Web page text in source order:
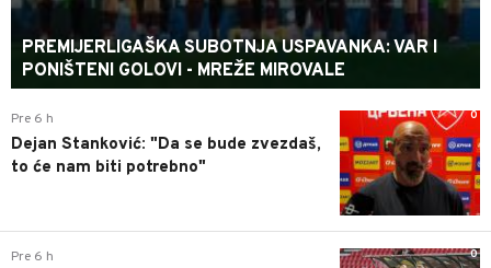
PREMIJERLIGAŠKA SUBOTNJA USPAVANKA: VAR I
PONIŠTENI GOLOVI - MREŽE MIROVALE
0
Pre 6 h
Dejan Stanković: "Da se bude zvezdaš,
to će nam biti potrebno"
0
Pre 6 h